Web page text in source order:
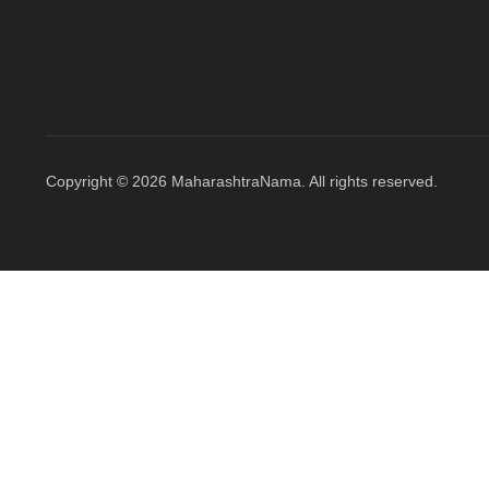
Copyright © 2026 MaharashtraNama. All rights reserved.